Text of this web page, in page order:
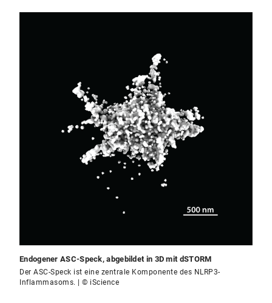
Endogener ASC-Speck, abgebildet in 3D mit dSTORM
Der ASC-Speck ist eine zentrale Komponente des NLRP3-
Inflammasoms. | © iScience